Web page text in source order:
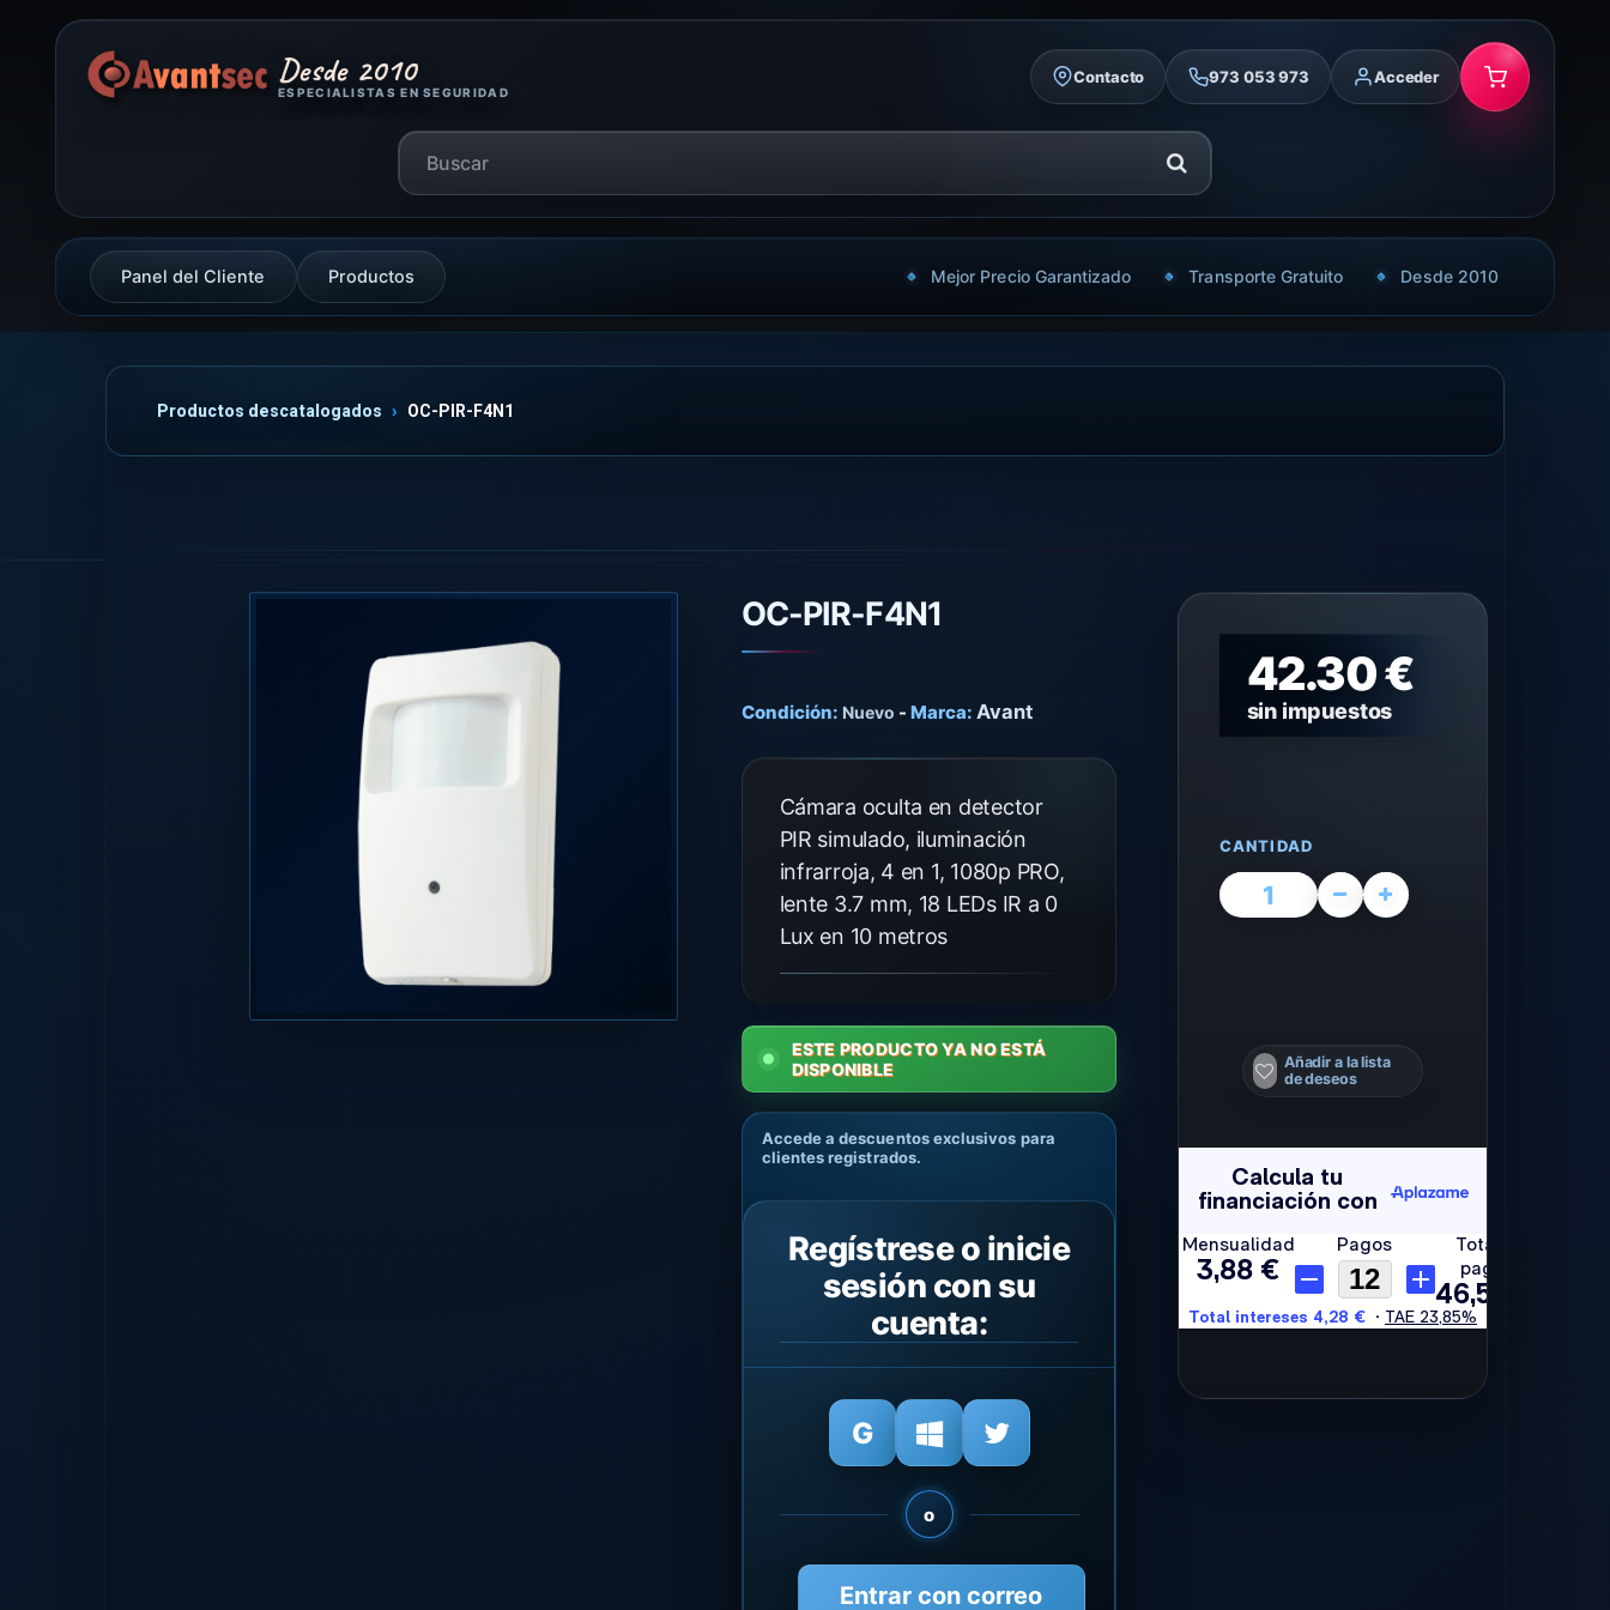
Desde 2010
ESPECIALISTAS EN SEGURIDAD
Contacto 973 053 973 Acceder
Panel del Cliente Productos Mejor Precio Garantizado Transporte Gratuito Desde 2010
Productos descatalogados OC-PIR-F4N1
OC-PIR-F4N1
Condición: Nuevo - Marca: Avant
Cámara oculta en detector
PIR simulado, iluminación
infrarroja, 4 en 1, 1080p PRO,
lente 3.7 mm, 18 LEDs IR a 0
Lux en 10 metros
ESTE PRODUCTO YA NO ESTÁ
DISPONIBLE
Accede a descuentos exclusivos para
clientes registrados.
Regístrese o inicie
sesión con su
cuenta:
o
Entrar con correo
42.30 €
sin impuestos
CANTIDAD
Añadir a la lista
de deseos